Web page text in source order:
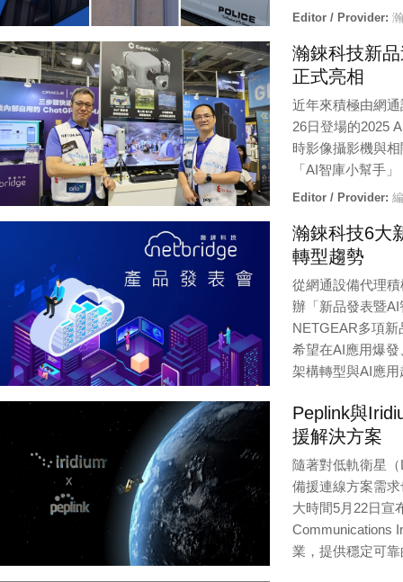
Editor / Provider:
瀚錸科技新
正式亮相
近年來積極由網
26日登場的2025
時影像攝影機與
「AI智庫小幫手
Editor / Provider:
瀚錸科技6大
轉型趨勢
從網通設備代理
辦「新品發表暨
NETGEAR多項
希望在AI應用爆
架構轉型與AI應用
Peplink與
援解決方案
隨著對低軌衛星
備援連線方案需
大時間5月22日宣
Communications
業，提供穩定可